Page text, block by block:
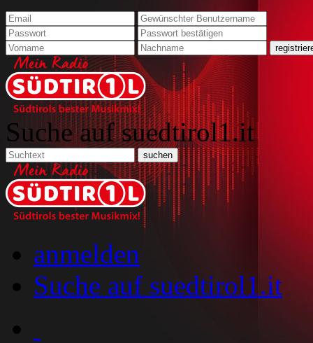
Suche auf suedtirol1.it
anmelden
Suche auf suedtirol1.it